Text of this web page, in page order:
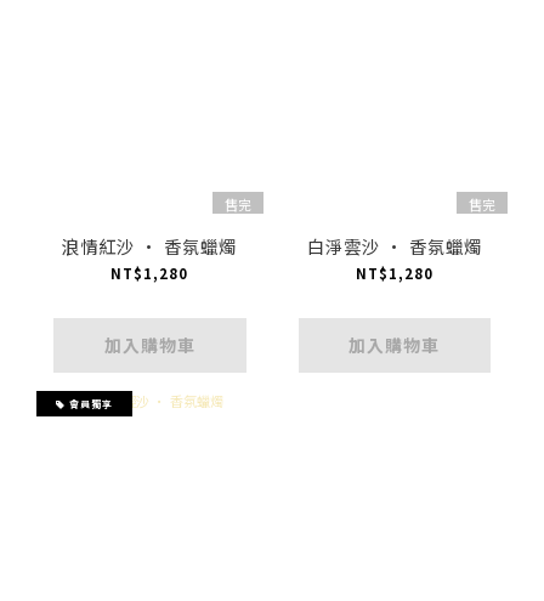
售完
浪情紅沙 · 香氛蠟燭
NT$1,280
加入購物車
售完
白淨雲沙 · 香氛蠟燭
NT$1,280
加入購物車
會員獨享